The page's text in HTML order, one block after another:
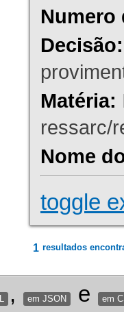
Numero
Decisão:
Matéria:
ressarc/
Nome
toggle
1 resultados
, em JSON e em